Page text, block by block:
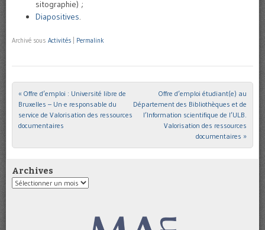
sitographie) ;
Diapositives.
Archivé sous Activités Permalink
Post navigation
« Offre d’emploi : Université libre de
Bruxelles – Un·e responsable du
service de Valorisation des ressources
documentaires
Offre d’emploi étudiant(e) au
Département des Bibliothèques et de
l’Information scientifique de l’ULB.
Valorisation des ressources
documentaires »
Archives
Archives